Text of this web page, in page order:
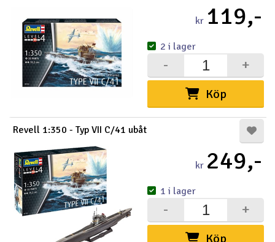
kr 119,-
Köp
+
-
2 i lager
Revell 1:350 - Typ VII C/41 ubåt
kr 249,-
Köp
+
-
1 i lager